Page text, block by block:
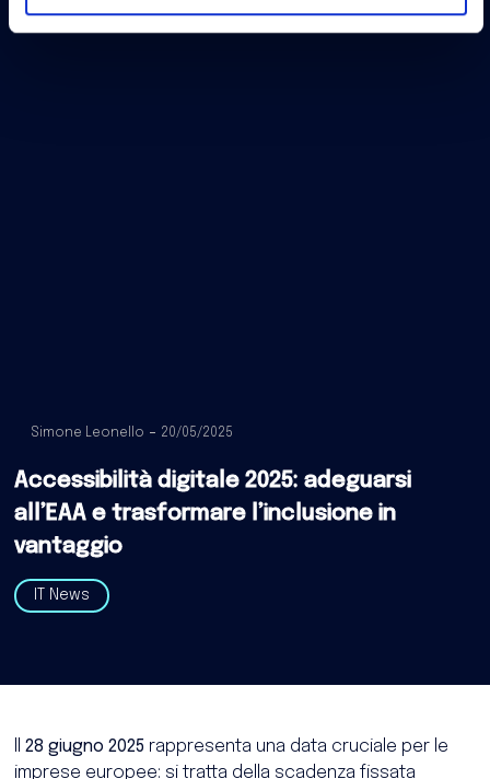
Simone Leonello 20/05/2025
Accessibilità digitale 2025: adeguarsi
all’EAA e trasformare l’inclusione in
vantaggio
IT News
ll28 giugno 2025 rappresenta una data cruciale per le
imprese europee: si tratta della scadenza fissata